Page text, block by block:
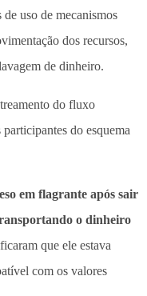
uso de mecanismos
dos recursos,
de dinheiro.
do fluxo
do esquema
em flagrante após sair
o dinheiro
que ele estava
com os valores